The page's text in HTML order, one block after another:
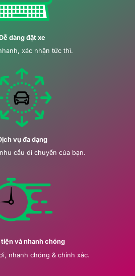
dàng đặt xe
xác nhận tức thì.
vụ đa dạng
cầu di chuyển của bạn.
và nhanh chóng
nhanh chóng & chính xác.